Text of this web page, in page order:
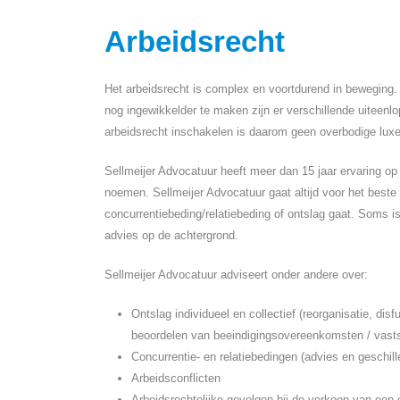
Arbeidsrecht
Het arbeidsrecht is complex en voortdurend in
nog ingewikkelder te maken zijn er verschillende
arbeidsrecht inschakelen is daarom geen overbodige
Sellmeijer Advocatuur heeft meer dan 15 jaar ervaring
noemen. Sellmeijer Advocatuur gaat altijd voor het
concurrentiebeding/relatiebeding of ontslag gaat. Soms
advies op de achtergrond.
Sellmeijer Advocatuur adviseert onder andere over:
Ontslag individueel en collectief (reorganisatie,
beoordelen van beeindigingsovereenkomsten /
Concurrentie- en relatiebedingen (advies en
Arbeidsconflicten